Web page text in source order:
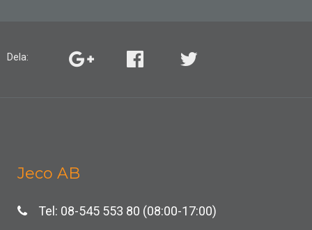
Dela:
Jeco AB
Tel: 08-545 553 80 (08:00-17:00)